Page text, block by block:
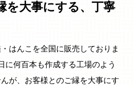
を大事にする、丁寧
はんこを全国に販売しておりま
に何百本も作成する工場のよう
が、お客様とのご縁を大事にす